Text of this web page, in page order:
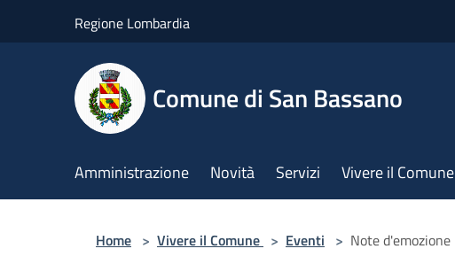
Regione Lombardia
Comune di San Bassano
Amministrazione Novità Servizi Vivere il Comune
Home > Vivere il Comune > Eventi > Note d'emozione